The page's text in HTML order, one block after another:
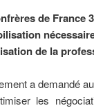
de France
de la
a demandé
les